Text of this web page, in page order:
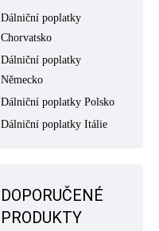
Dálniční poplatky
Chorvatsko
Dálniční poplatky
Německo
Dálniční poplatky Polsko
Dálniční poplatky Itálie
DOPORUČENÉ
PRODUKTY